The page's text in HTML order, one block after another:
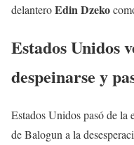
delanteroEdin Dzeko
Estados Unidos
despeinarse y
Estados Unidos pasó de la
de Balogun a la